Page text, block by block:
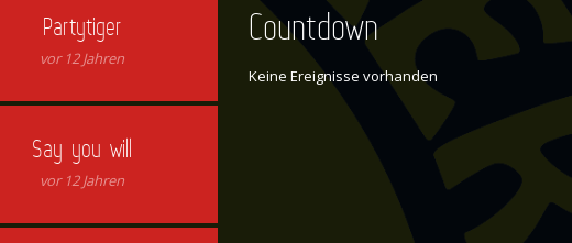
Partytiger
vor 12 Jahren
Say you will
vor 12 Jahren
Countdown
Keine Ereignisse vorhanden